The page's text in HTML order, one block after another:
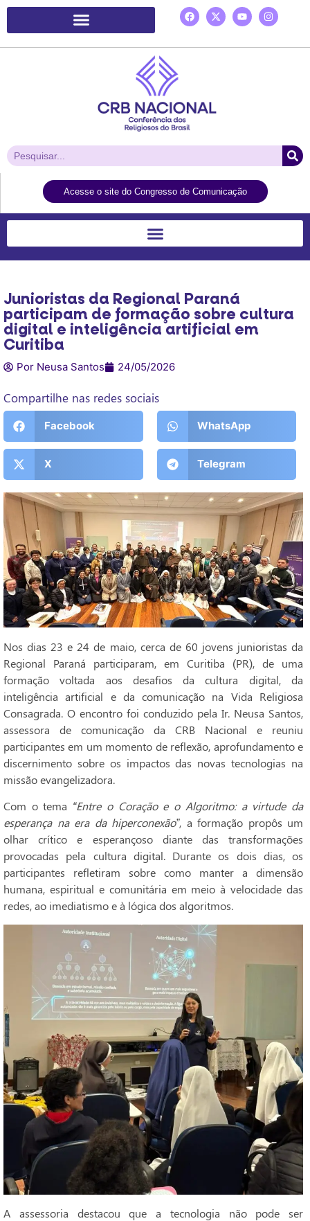
Acesse o site do Congresso de Comunicação
Junioristas da Regional Paraná
participam de formação sobre cultura
digital e inteligência artificial em
Curitiba
Por Neusa Santos 24/05/2026
Compartilhe nas redes sociais
Facebook WhatsApp
X Telegram
Nos dias 23 e 24 de maio, cerca de 60 jovens junioristas da
Regional Paraná participaram, em Curitiba (PR), de uma
formação voltada aos desafios da cultura digital, da
inteligência artificial e da comunicação na Vida Religiosa
Consagrada. O encontro foi conduzido pela Ir. Neusa Santos,
assessora de comunicação da CRB Nacional e reuniu
participantes em um momento de reflexão, aprofundamento e
discernimento sobre os impactos das novas tecnologias na
missão evangelizadora.
Com o tema “Entre o Coração e o Algoritmo: a virtude da
esperança na era da hiperconexão”, a formação propôs um
olhar crítico e esperançoso diante das transformações
provocadas pela cultura digital. Durante os dois dias, os
participantes refletiram sobre como manter a dimensão
humana, espiritual e comunitária em meio à velocidade das
redes, ao imediatismo e à lógica dos algoritmos.
A assessoria destacou que a tecnologia não pode ser